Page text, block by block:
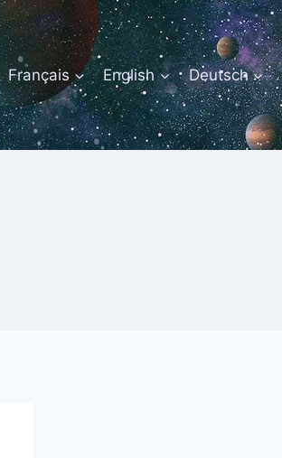
Français English Deutsch